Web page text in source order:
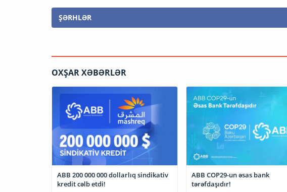
ŞƏRHLƏR
OXŞAR XƏBƏRLƏR
ABB 200 000 000 dollarlıq sindikativ
kredit cəlb etdi!
ABB COP29-un əsas bank
tərəfdaşıdır!